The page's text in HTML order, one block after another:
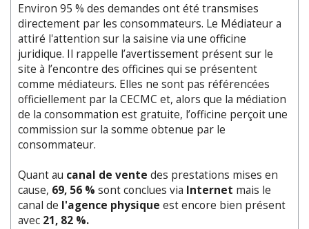
Environ 95 % des demandes ont été transmises
directement par les consommateurs. Le Médiateur a
attiré l'attention sur la saisine via une officine
juridique. Il rappelle l’avertissement présent sur le
site à l’encontre des officines qui se présentent
comme médiateurs. Elles ne sont pas référencées
officiellement par la CECMC et, alors que la médiation
de la consommation est gratuite, l’officine perçoit une
commission sur la somme obtenue par le
consommateur.
Quant au canal de vente des prestations mises en
cause, 69, 56 % sont conclues via Internet mais le
canal de l'agence physique est encore bien présent
avec 21, 82 %.